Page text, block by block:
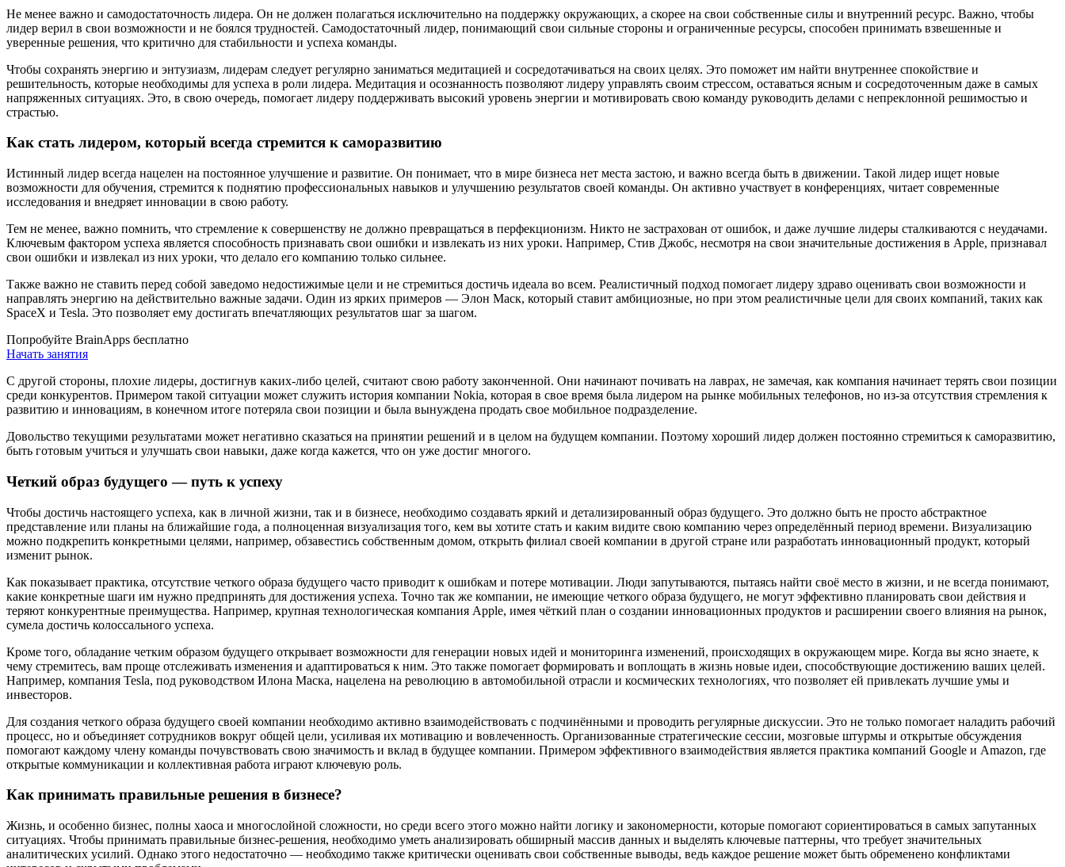
Не менее важно и самодостаточность лидера. Он не должен полагаться исключительно на поддержку окружающих, а скорее на свои собственные силы и внутренний ресурс. Важно, чтобы
лидер верил в свои возможности и не боялся трудностей. Самодостаточный лидер, понимающий свои сильные стороны и ограниченные ресурсы, способен принимать взвешенные и
уверенные решения, что критично для стабильности и успеха команды.
Чтобы сохранять энергию и энтузиазм, лидерам следует регулярно заниматься медитацией и сосредотачиваться на своих целях. Это поможет им найти внутреннее спокойствие и
решительность, которые необходимы для успеха в роли лидера. Медитация и осознанность позволяют лидеру управлять своим стрессом, оставаться ясным и сосредоточенным даже в самых
напряженных ситуациях. Это, в свою очередь, помогает лидеру поддерживать высокий уровень энергии и мотивировать свою команду руководить делами с непреклонной решимостью и
страстью.
Как стать лидером, который всегда стремится к саморазвитию
Истинный лидер всегда нацелен на постоянное улучшение и развитие. Он понимает, что в мире бизнеса нет места застою, и важно всегда быть в движении. Такой лидер ищет новые
возможности для обучения, стремится к поднятию профессиональных навыков и улучшению результатов своей команды. Он активно участвует в конференциях, читает современные
исследования и внедряет инновации в свою работу.
Тем не менее, важно помнить, что стремление к совершенству не должно превращаться в перфекционизм. Никто не застрахован от ошибок, и даже лучшие лидеры сталкиваются с неудачами.
Ключевым фактором успеха является способность признавать свои ошибки и извлекать из них уроки. Например, Стив Джобс, несмотря на свои значительные достижения в Apple, признавал
свои ошибки и извлекал из них уроки, что делало его компанию только сильнее.
Также важно не ставить перед собой заведомо недостижимые цели и не стремиться достичь идеала во всем. Реалистичный подход помогает лидеру здраво оценивать свои возможности и
направлять энергию на действительно важные задачи. Один из ярких примеров — Элон Маск, который ставит амбициозные, но при этом реалистичные цели для своих компаний, таких как
SpaceX и Tesla. Это позволяет ему достигать впечатляющих результатов шаг за шагом.
Попробуйте BrainApps бесплатно
Начать занятия
С другой стороны, плохие лидеры, достигнув каких-либо целей, считают свою работу законченной. Они начинают почивать на лаврах, не замечая, как компания начинает терять свои позиции
среди конкурентов. Примером такой ситуации может служить история компании Nokia, которая в свое время была лидером на рынке мобильных телефонов, но из-за отсутствия стремления к
развитию и инновациям, в конечном итоге потеряла свои позиции и была вынуждена продать свое мобильное подразделение.
Довольство текущими результатами может негативно сказаться на принятии решений и в целом на будущем компании. Поэтому хороший лидер должен постоянно стремиться к саморазвитию,
быть готовым учиться и улучшать свои навыки, даже когда кажется, что он уже достиг многого.
Четкий образ будущего — путь к успеху
Чтобы достичь настоящего успеха, как в личной жизни, так и в бизнесе, необходимо создавать яркий и детализированный образ будущего. Это должно быть не просто абстрактное
представление или планы на ближайшие года, а полноценная визуализация того, кем вы хотите стать и каким видите свою компанию через определённый период времени. Визуализацию
можно подкрепить конкретными целями, например, обзавестись собственным домом, открыть филиал своей компании в другой стране или разработать инновационный продукт, который
изменит рынок.
Как показывает практика, отсутствие четкого образа будущего часто приводит к ошибкам и потере мотивации. Люди запутываются, пытаясь найти своё место в жизни, и не всегда понимают,
какие конкретные шаги им нужно предпринять для достижения успеха. Точно так же компании, не имеющие четкого образа будущего, не могут эффективно планировать свои действия и
теряют конкурентные преимущества. Например, крупная технологическая компания Apple, имея чёткий план о создании инновационных продуктов и расширении своего влияния на рынок,
сумела достичь колоссального успеха.
Кроме того, обладание четким образом будущего открывает возможности для генерации новых идей и мониторинга изменений, происходящих в окружающем мире. Когда вы ясно знаете, к
чему стремитесь, вам проще отслеживать изменения и адаптироваться к ним. Это также помогает формировать и воплощать в жизнь новые идеи, способствующие достижению ваших целей.
Например, компания Tesla, под руководством Илона Маска, нацелена на революцию в автомобильной отрасли и космических технологиях, что позволяет ей привлекать лучшие умы и
инвесторов.
Для создания четкого образа будущего своей компании необходимо активно взаимодействовать с подчинёнными и проводить регулярные дискуссии. Это не только помогает наладить рабочий
процесс, но и объединяет сотрудников вокруг общей цели, усиливая их мотивацию и вовлеченность. Организованные стратегические сессии, мозговые штурмы и открытые обсуждения
помогают каждому члену команды почувствовать свою значимость и вклад в будущее компании. Примером эффективного взаимодействия является практика компаний Google и Amazon, где
открытые коммуникации и коллективная работа играют ключевую роль.
Как принимать правильные решения в бизнесе?
Жизнь, и особенно бизнес, полны хаоса и многослойной сложности, но среди всего этого можно найти логику и закономерности, которые помогают сориентироваться в самых запутанных
ситуациях. Чтобы принимать правильные бизнес-решения, необходимо уметь анализировать обширный массив данных и выделять ключевые паттерны, что требует значительных
аналитических усилий. Однако этого недостаточно — необходимо также критически оценивать свои собственные выводы, ведь каждое решение может быть обременено конфликтами